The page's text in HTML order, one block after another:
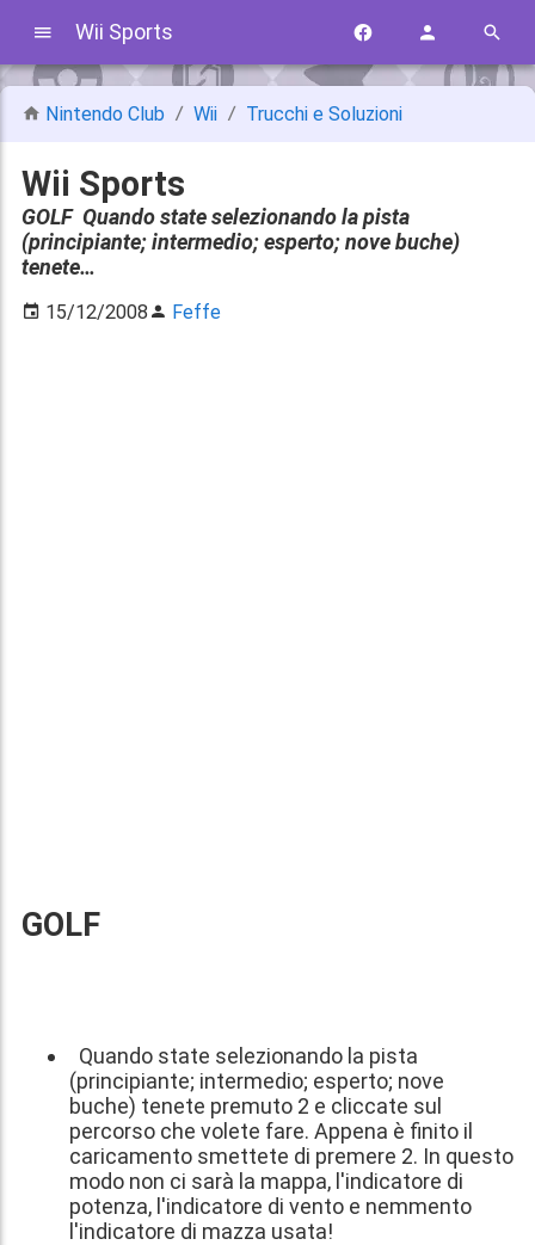
Wii Sports
Nintendo Club Wii Trucchi e Soluzioni
Wii Sports
GOLF Quando state selezionando la pista
(principiante; intermedio; esperto; nove buche)
tenete…
15/12/2008 Feffe
GOLF
Quando state selezionando la pista
(principiante; intermedio; esperto; nove
buche) tenete premuto 2 e cliccate sul
percorso che volete fare. Appena è finito il
caricamento smettete di premere 2. In questo
modo non ci sarà la mappa, l'indicatore di
potenza, l'indicatore di vento e nemmento
l'indicatore di mazza usata!